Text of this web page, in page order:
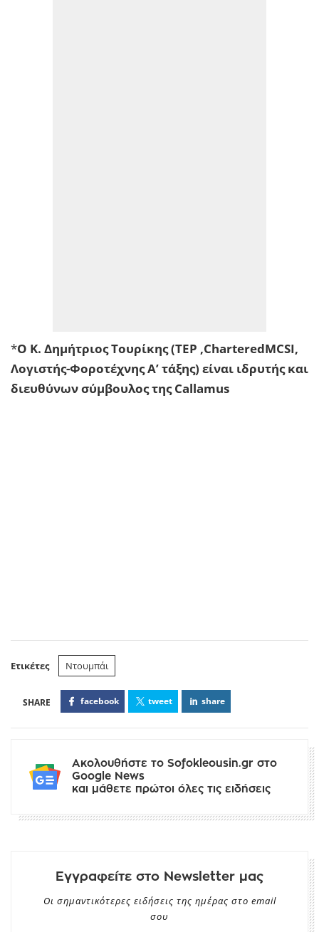
*Ο Κ. Δημήτριος Τουρίκης (TEP ,CharteredMCSI,
Λογιστής-Φοροτέχνης Α’ τάξης) είναι ιδρυτής και
διευθύνων σύμβουλος της Callamus
Ετικέτες Ντουμπάι
facebook tweet share
Ακολουθήστε το Sofokleousin.gr στο
Google News
και μάθετε πρώτοι όλες τις ειδήσεις
Εγγραφείτε στο Newsletter μας
Οι σημαντικότερες ειδήσεις της ημέρας στο email
σου